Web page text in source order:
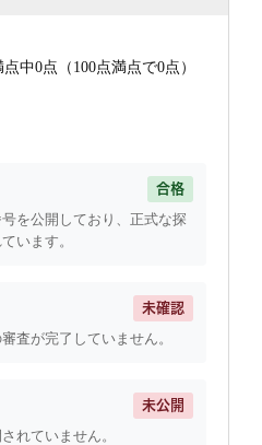
中0点（100点満点で0点）
合格
を公開しており、正式な探
います。
未確認
査が完了していません。
未公開
れていません。